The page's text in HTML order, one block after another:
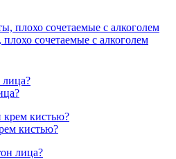
сочетаемые с алкоголем
кистью?